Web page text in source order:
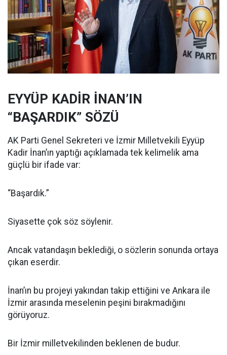
EYYÜP KADİR İNAN’IN
“BAŞARDIK” SÖZÜ
AK Parti Genel Sekreteri ve İzmir Milletvekili Eyyüp
Kadir İnan’ın yaptığı açıklamada tek kelimelik ama
güçlü bir ifade var:
“Başardık.”
Siyasette çok söz söylenir.
Ancak vatandaşın beklediği, o sözlerin sonunda ortaya
çıkan eserdir.
İnan’ın bu projeyi yakından takip ettiğini ve Ankara ile
İzmir arasında meselenin peşini bırakmadığını
görüyoruz.
Bir İzmir milletvekilinden beklenen de budur.